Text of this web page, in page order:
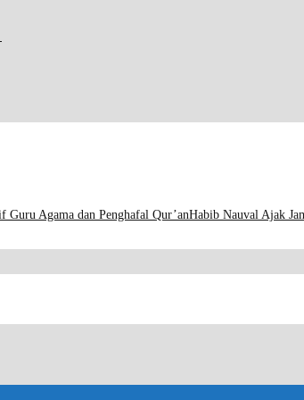
Agama dan Penghafal Qur’anHabib Nauval Ajak